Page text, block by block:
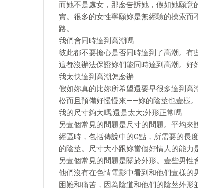
而她不是處女，那麽告訴她，假如她願
實。很多的女性寧願妳是無經驗的摸索
路。
我們會同時達到高潮嗎
彼此都不要擔心是否同時達到了高潮。有
這都沒辦法保證妳們能同時達到高潮。好
我太快達到高潮怎麽辦
假如妳真的比妳所希望還要早很多達到
松而且預備好慢慢來——妳的陰莖也壹樣。
我的尺寸夠大嗎;還是太大;外形正常嗎
另壹個常見的問題是尺寸的問題。平均
經區時，包括傳說中的G點，所需要的長
的陰莖。尺寸大小跟妳當個好情人的能力
另壹個常見的問題是關於外形。壹些男
他們沒有在色情電影中看到和他們壹樣
困難和痛苦，因為陰道和他們的陰莖外形